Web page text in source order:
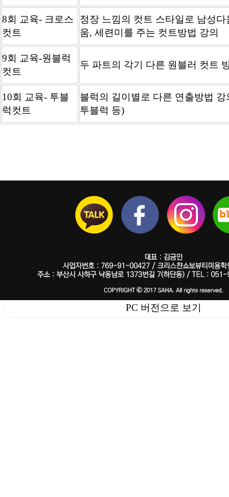
8회 교육- 크로스
컷트
정장 느낌의 컷트 스타일로 남성다
움, 세련미를 주는 컷트방법 강의
9회 교육-원블럭
컷트
두 파트의 각기 다른 원블러 컷트
10회 교육- 투블
럭컷트
블럭의 길이별로 다른 연출방법 강
투블럭 등)
PC 버전으로 보기